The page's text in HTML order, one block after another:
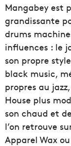
Mangabey est
grandissante
drums
influences : le
son propre
black music,
propres au
House plus
son chaud et
l’on retrouve
Apparel Wax